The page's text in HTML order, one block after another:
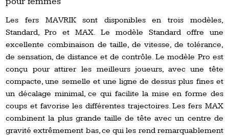
Les fers MAVRIK sont disponibles en trois modèles,
Standard, Pro et MAX. Le modèle Standard offre une
excellente combinaison de taille, de vitesse, de tolérance,
de sensation, de distance et de contrôle. Le modèle Pro est
conçu pour attirer les meilleurs joueurs, avec une tête
compacte, une semelle et une ligne de dessus plus fines et
un décalage minimal, ce qui facilite la mise en forme des
coups et favorise les différentes trajectoires. Les fers MAX
combinent la plus grande taille de tête avec un centre de
gravité extrêmement bas, ce qui les rend remarquablement